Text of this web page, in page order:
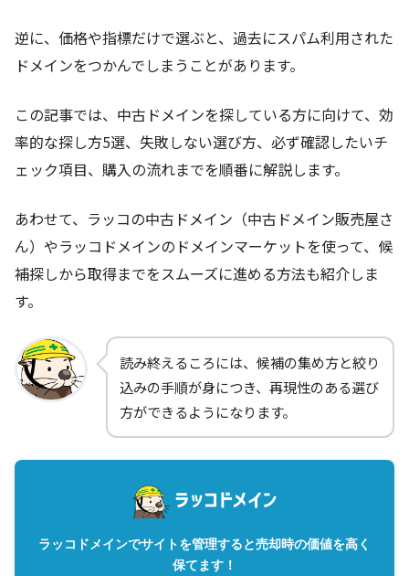
逆に、価格や指標だけで選ぶと、過去にスパム利用された
ドメインをつかんでしまうことがあります。
この記事では、中古ドメインを探している方に向けて、効
率的な探し方5選、失敗しない選び方、必ず確認したいチ
ェック項目、購入の流れまでを順番に解説します。
あわせて、ラッコの中古ドメイン（中古ドメイン販売屋さ
ん）やラッコドメインのドメインマーケットを使って、候
補探しから取得までをスムーズに進める方法も紹介しま
す。
読み終えるころには、候補の集め方と絞り
込みの手順が身につき、再現性のある選び
方ができるようになります。
ラッコドメインでサイトを管理すると売却時の価値を高く
保てます！